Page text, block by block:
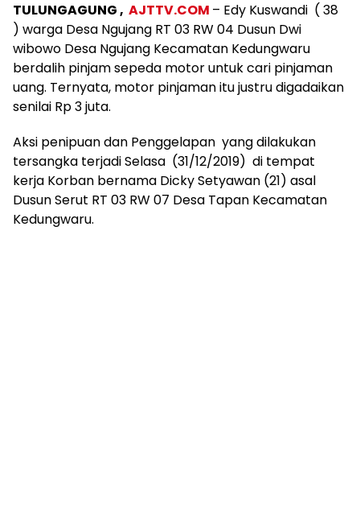
TULUNGAGUNG , AJTTV.COM – Edy Kuswandi ( 38
) warga Desa Ngujang RT 03 RW 04 Dusun Dwi
wibowo Desa Ngujang Kecamatan Kedungwaru
berdalih pinjam sepeda motor untuk cari pinjaman
uang. Ternyata, motor pinjaman itu justru digadaikan
senilai Rp 3 juta.
Aksi penipuan dan Penggelapan yang dilakukan
tersangka terjadi Selasa (31/12/2019) di tempat
kerja Korban bernama Dicky Setyawan (21) asal
Dusun Serut RT 03 RW 07 Desa Tapan Kecamatan
Kedungwaru.